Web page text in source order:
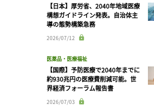
【日本】厚労省、2040年地域医療
構想ガイドライン発表。自治体主
導の態勢構築急務
2026/07/12
医薬品・医療福祉
【国際】予防医療で2040年までに
約930兆円の医療費削減可能。世
界経済フォーラム報告書
2026/07/03